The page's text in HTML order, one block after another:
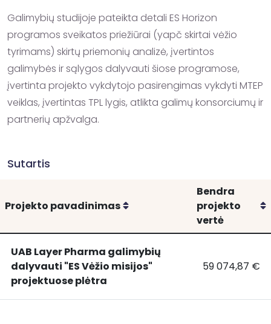
Galimybių studijoje pateikta detali ES Horizon
programos sveikatos priežiūrai (yapč skirtai vėžio
tyrimams) skirtų priemonių analizė, įvertintos
galimybės ir sąlygos dalyvauti šiose programose,
įvertinta projekto vykdytojo pasirengimas vykdyti MTEP
veiklas, įvertintas TPL lygis, atlikta galimų konsorciumų ir
partnerių apžvalga.
Sutartis
Projekto pavadinimas Rikiuoti
Bendra
projekto
vertė
UAB
Layer
Pharma
UAB Layer Pharma galimybių
dalyvauti "ES Vėžio misijos"
projektuose plėtra
UAB Layer
59 074,87 €